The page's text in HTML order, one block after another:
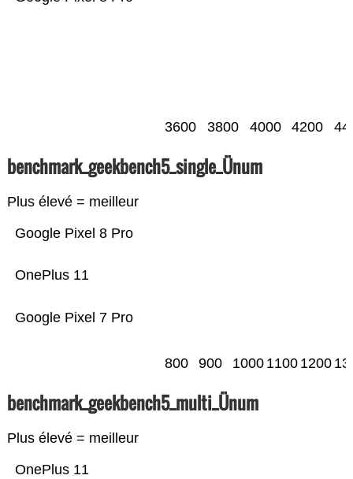
3600 3800 4000 4200
benchmark_geekbench5_single_Ünum
Plus élevé = meilleur
Google Pixel 7 Pro
OnePlus 11
Google Pixel 8 Pro
800 900 1000 1100 1200
benchmark_geekbench5_multi_Ünum
Plus élevé = meilleur
OnePlus 11